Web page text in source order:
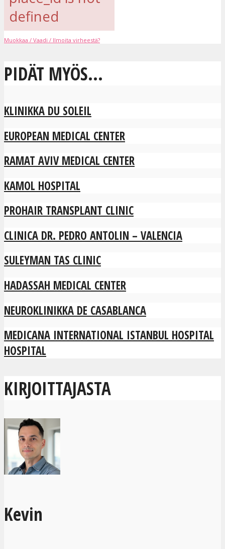
defined
Muokkaa / Vaadi / Ilmoita virheestä?
PIDÄT MYÖS...
KLINIKKA DU SOLEIL
EUROPEAN MEDICAL CENTER
RAMAT AVIV MEDICAL CENTER
KAMOL HOSPITAL
PROHAIR TRANSPLANT CLINIC
CLINICA DR. PEDRO ANTOLIN – VALENCIA
SULEYMAN TAS CLINIC
HADASSAH MEDICAL CENTER
NEUROKLINIKKA DE CASABLANCA
MEDICANA INTERNATIONAL ISTANBUL HOSPITAL
HOSPITAL
KIRJOITTAJASTA
Kevin